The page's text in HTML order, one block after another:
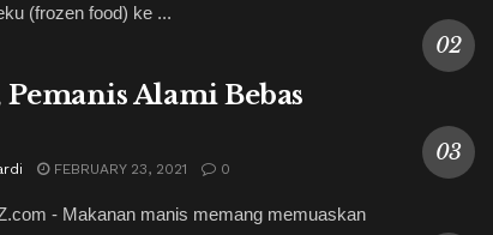
(frozen food) ke ...
Alami Bebas
FEBRUARY 23, 2021 0
- Makanan manis memang memuaskan